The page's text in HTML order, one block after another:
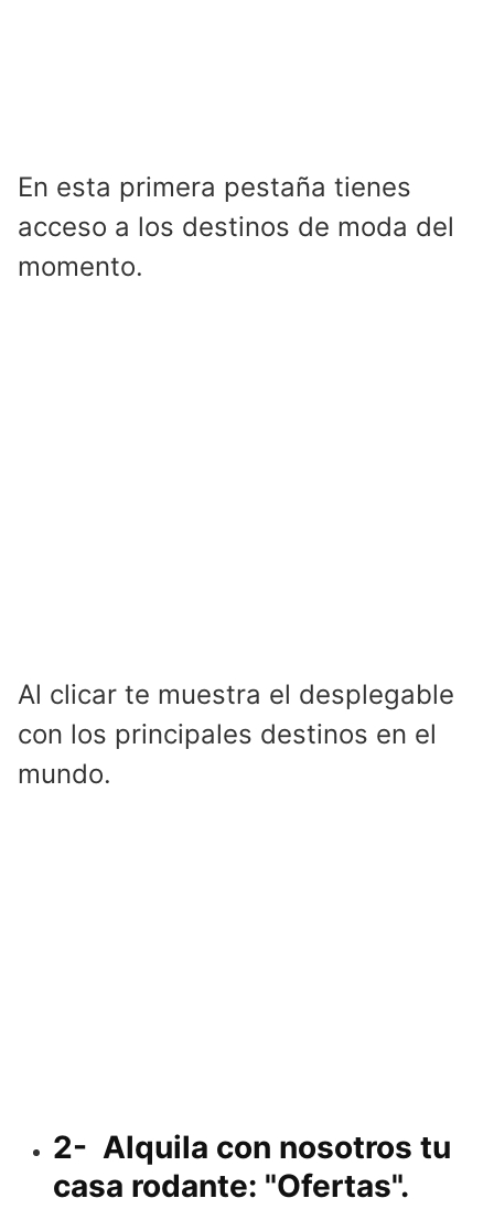
En esta primera pestaña tienes
acceso a los destinos de moda del
momento.
Al clicar te muestra el desplegable
con los principales destinos en el
mundo.
2- Alquila con nosotros tu
casa rodante: "Ofertas".